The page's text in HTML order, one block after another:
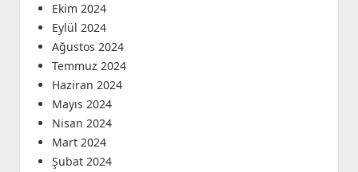
Ekim 2024
Eylül 2024
Ağustos 2024
Temmuz 2024
Haziran 2024
Mayıs 2024
Nisan 2024
Mart 2024
Şubat 2024